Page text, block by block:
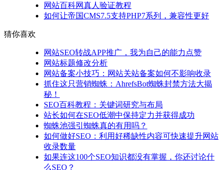
网站百科网真人验证教程
如何让帝国CMS7.5支持PHP7系列，兼容性更好
猜你喜欢
网站SEO转战APP推广，我为自己的能力点赞
网站标题修改分析
网站备案小技巧：网站关站备案如何不影响收录
抓住这只营销蜘蛛：AhrefsBot蜘蛛封禁方法大揭
秘！
SEO百科教程：关键词研究与布局
站长如何在SEO低潮中保持定力并获得成功
蜘蛛池强引蜘蛛真的有用吗？
如何做好SEO：利用好稀缺性内容可快速提升网站
收录数量
如果连这100个SEO知识都没有掌握，你还讨论什
么SEO？